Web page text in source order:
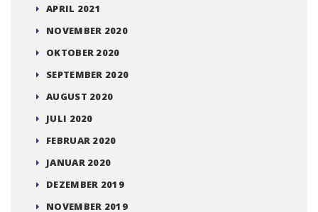
APRIL 2021
NOVEMBER 2020
OKTOBER 2020
SEPTEMBER 2020
AUGUST 2020
JULI 2020
FEBRUAR 2020
JANUAR 2020
DEZEMBER 2019
NOVEMBER 2019